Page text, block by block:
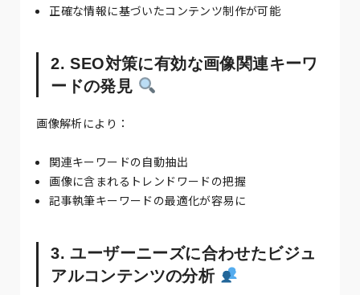
正確な情報に基づいたコンテンツ制作が可能
2. SEO対策に有効な画像関連キーワ
ードの発見
画像解析により：
関連キーワードの自動抽出
画像に含まれるトレンドワードの把握
記事執筆キーワードの最適化が容易に
3. ユーザーニーズに合わせたビジュ
アルコンテンツの分析